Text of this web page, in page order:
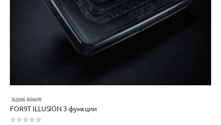
ЗАДНИЕ ФОНАРИ
FOR9T ILLUSION 3 функции